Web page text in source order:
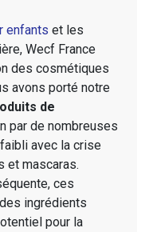
enfants et les
Wecf France
des cosmétiques
avons porté notre
de
par de nombreuses
avec la crise
et mascaras.
ces
ingrédients
pour la